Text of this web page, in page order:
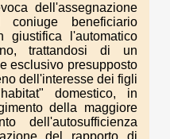
dell'assegnazione
beneficiario
giustifica l'automatico
trattandosi di un
esclusivo presupposto
dell'interesse dei figli
domestico, in
della maggiore
dell'autosufficienza
del rapporto di